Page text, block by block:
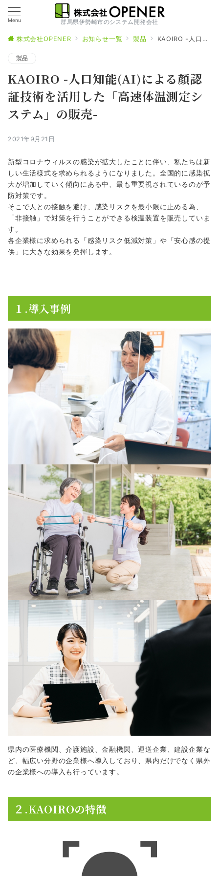
Menu 群馬県伊勢崎市のシステム開発会社
株式会社OPENER お知らせ一覧 製品 KAOIRO -人口知能(AI)による顔認証技術を活用した「高速体温測定システム」の販売-
製品
KAOIRO -人口知能(AI)による顔認
証技術を活用した「高速体温測定シ
ステム」の販売-
2021年9月21日
新型コロナウィルスの感染が拡大したことに伴い、私たちは新
しい生活様式を求められるようになりました。全国的に感染拡
大が増加していく傾向にある中、最も重要視されているのが予
防対策です。
そこで人との接触を避け、感染リスクを最小限に止める為、
「非接触」で対策を行うことができる検温装置を販売していま
す。
各企業様に求められる「感染リスク低減対策」や「安心感の提
供」に大きな効果を発揮します。
１.導入事例
県内の医療機関、介護施設、金融機関、運送企業、建設企業な
ど、幅広い分野の企業様へ導入しており、県内だけでなく県外
の企業様への導入も行っています。
２.KAOIROの特徴